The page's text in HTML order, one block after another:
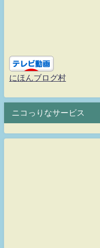
にほんブログ村
ニコっりなサービス